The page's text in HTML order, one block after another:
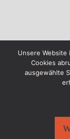
Unsere
Cookies
ausgewählte